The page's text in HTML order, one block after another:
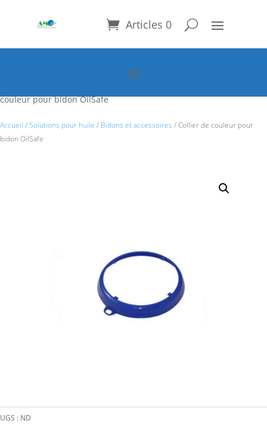
Articles 0
couleur pour bidon OilSafe
Accueil /Solutions pour huile / Bidons et accessoires / Collier de couleur pour
bidon OilSafe
UGS : ND